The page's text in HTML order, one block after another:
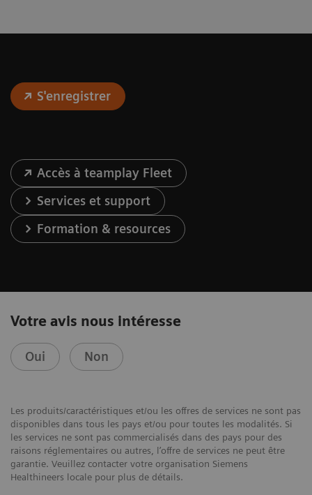
S'enregistrer
Accès à teamplay Fleet
Services et support
Formation & resources
Votre avis nous intéresse
Oui Non
Les produits/caractéristiques et/ou les offres de services ne sont pas
disponibles dans tous les pays et/ou pour toutes les modalités. Si
les services ne sont pas commercialisés dans des pays pour des
raisons réglementaires ou autres, l’offre de services ne peut être
garantie. Veuillez contacter votre organisation Siemens
Healthineers locale pour plus de détails.